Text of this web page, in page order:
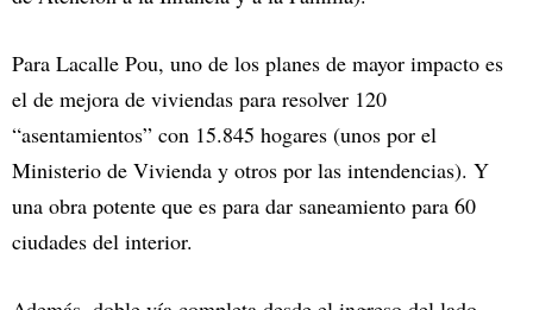
Para Lacalle Pou, uno de los planes de mayor impacto es
el de mejora de viviendas para resolver 120
“asentamientos” con 15.845 hogares (unos por el
Ministerio de Vivienda y otros por las intendencias). Y
una obra potente que es para dar saneamiento para 60
ciudades del interior.